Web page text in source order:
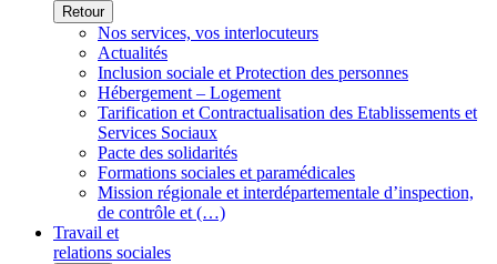
Retour
Nos services, vos interlocuteurs
Actualités
Inclusion sociale et Protection des personnes
Hébergement – Logement
Tarification et Contractualisation des Etablissements et
Services Sociaux
Pacte des solidarités
Formations sociales et paramédicales
Mission régionale et interdépartementale d’inspection,
de contrôle et (…)
Travail et
relations sociales